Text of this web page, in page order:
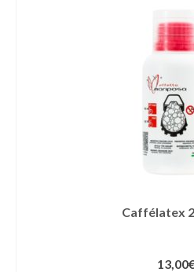
Caffélatex
13,00